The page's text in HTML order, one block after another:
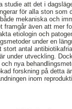
studie att det i
för alla ston
mekaniska och
framgår även att mer
etiologin och
under en
antal
under utveckling.
nya
forskning på detta
inom